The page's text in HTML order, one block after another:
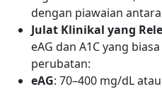
dengan piawaian
Julat Klinikal yang
eAG dan A1C yang
perubatan:
eAG: 70–400 mg/dL